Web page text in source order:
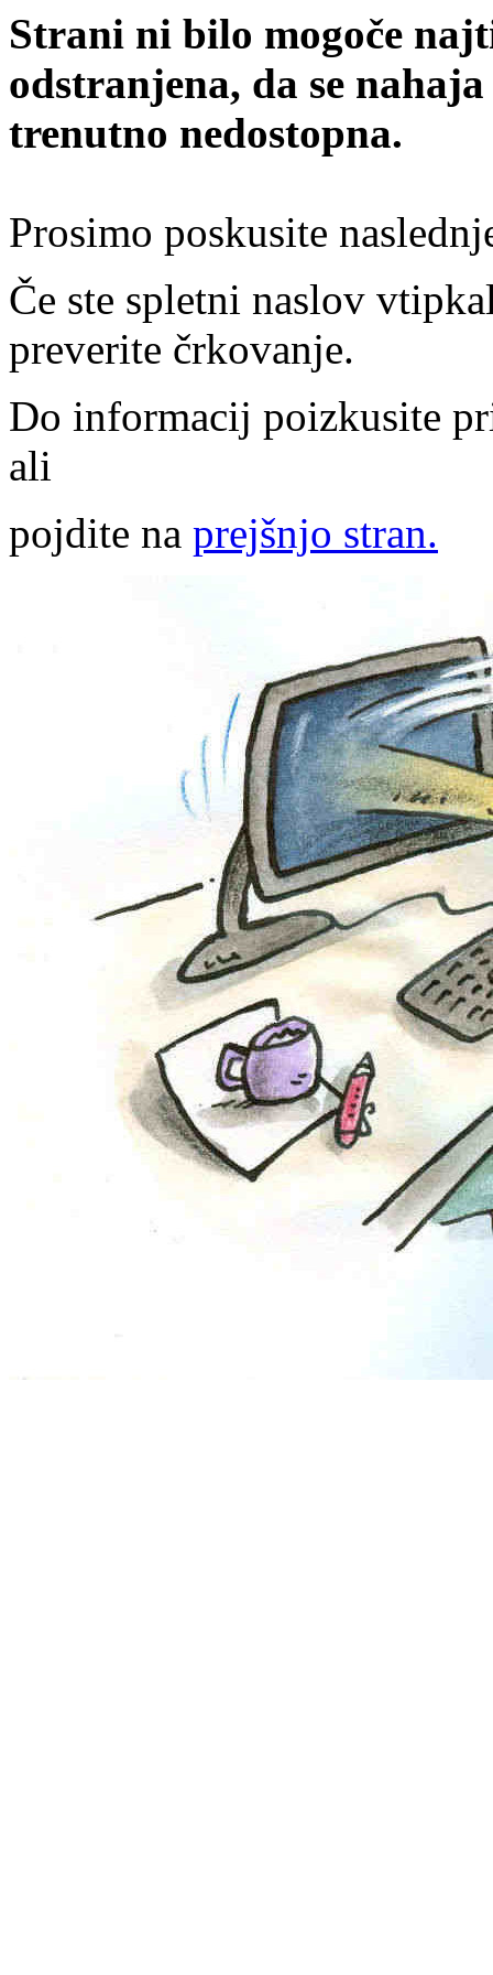
Strani ni bilo mogoče
odstranjena, da se
trenutno nedostopna.
Prosimo poskusite
Če ste spletni naslov
preverite črkovanje.
Do informacij poizkusite
ali
pojdite na prejšnjo stran.